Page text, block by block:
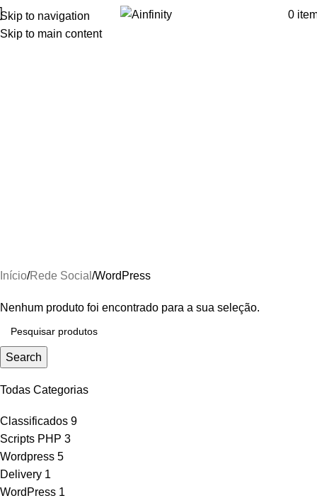
Skip to navigation
Skip to main content
0
WordPress
Todas Categorias
Classificados 9
Scripts PHP 3
Wordpress 5
Delivery 1
WordPress 1
Início Rede Social WordPress
Nenhum produto foi encontrado para a sua seleção.
Search